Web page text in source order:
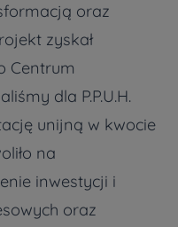
oraz
zyskał
Centrum
dla P.P.U.H.
unijną w kwocie
na
inwestycji i
oraz